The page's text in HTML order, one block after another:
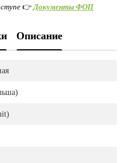
👉 Документы ФОП
Описание